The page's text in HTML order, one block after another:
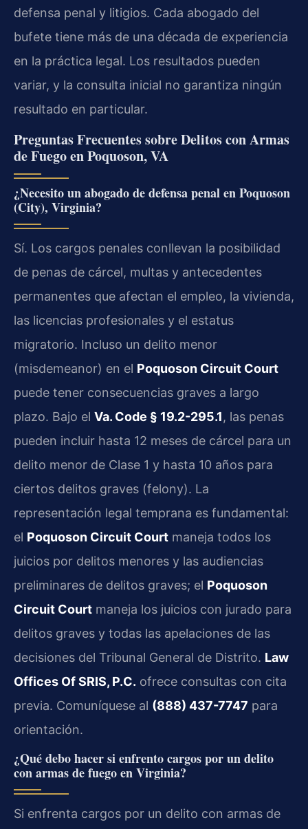
defensa penal y litigios. Cada abogado del
bufete tiene más de una década de experiencia
en la práctica legal. Los resultados pueden
variar, y la consulta inicial no garantiza ningún
resultado en particular.
Preguntas Frecuentes sobre Delitos con Armas
de Fuego en Poquoson, VA
¿Necesito un abogado de defensa penal en Poquoson
(City), Virginia?
Sí. Los cargos penales conllevan la posibilidad
de penas de cárcel, multas y antecedentes
permanentes que afectan el empleo, la vivienda,
las licencias profesionales y el estatus
migratorio. Incluso un delito menor
(misdemeanor) en el Poquoson Circuit Court
puede tener consecuencias graves a largo
plazo. Bajo el Va. Code § 19.2-295.1, las penas
pueden incluir hasta 12 meses de cárcel para un
delito menor de Clase 1 y hasta 10 años para
ciertos delitos graves (felony). La
representación legal temprana es fundamental:
el Poquoson Circuit Court maneja todos los
juicios por delitos menores y las audiencias
preliminares de delitos graves; el Poquoson
Circuit Court maneja los juicios con jurado para
delitos graves y todas las apelaciones de las
decisiones del Tribunal General de Distrito. Law
Offices Of SRIS, P.C. ofrece consultas con cita
previa. Comuníquese al (888) 437-7747 para
orientación.
¿Qué debo hacer si enfrento cargos por un delito
con armas de fuego en Virginia?
Si enfrenta cargos por un delito con armas de